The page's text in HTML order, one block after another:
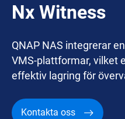
Nx Witness
QNAP NAS integrerar
VMS-plattformar, vilket
effektiv lagring för
Kontakta oss